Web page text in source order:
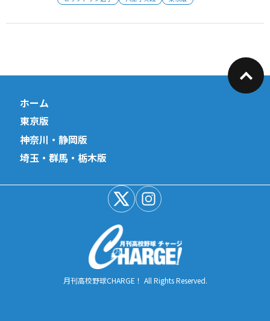
ホーム
東京版
神奈川・静岡版
埼玉・群馬・栃木版
月刊高校野球CHARGE！ All Rights Reserved.